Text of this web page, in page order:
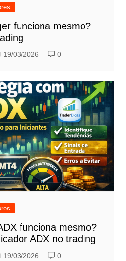
funciona mesmo?
19/03/2026 0
funciona mesmo?
ADX no trading
19/03/2026 0